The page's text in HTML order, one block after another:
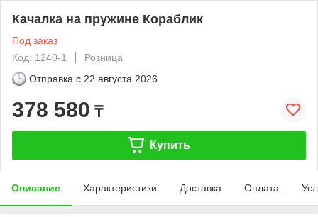
Качалка на пружине Кораблик
Под заказ
Код: 1240-1
Розница
Отправка с 22 августа 2026
378 580 ₸
Купить
Описание Характеристики Доставка Оплата